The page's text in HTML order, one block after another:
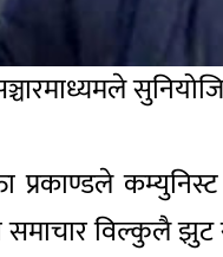
प्रकाण्डले
समाचार विल्कुलै